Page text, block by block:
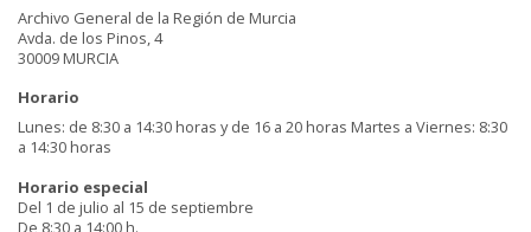
Archivo General de la Región de Murcia
Avda. de los Pinos, 4
30009 MURCIA
Horario
Lunes: de 8:30 a 14:30 horas y de 16 a 20 horas Martes a Viernes: 8:30
a 14:30 horas
Horario especial
Del 1 de julio al 15 de septiembre
De 8:30 a 14:00 h.